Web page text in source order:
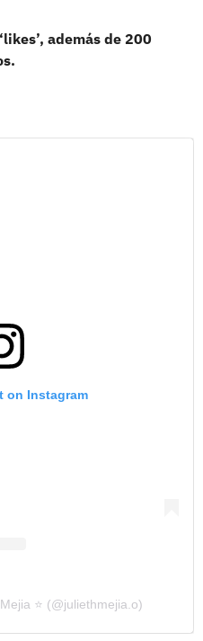
además de 200
on Instagram
⭐️ (@juliethmejia.o)